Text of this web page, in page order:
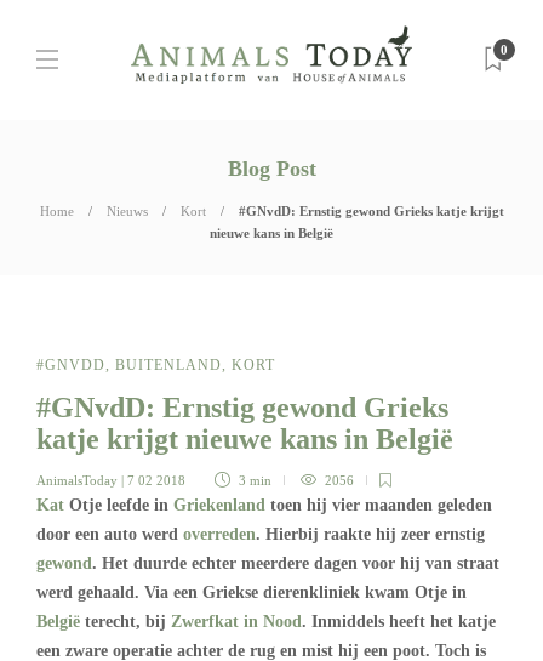
0
Blog Post
Home Nieuws Kort
#GNvdD: Ernstig gewond Grieks katje krijgt
nieuwe kans in België
#GNVDD, BUITENLAND, KORT
#GNvdD: Ernstig gewond Grieks
katje krijgt nieuwe kans in België
AnimalsToday | 7 02 2018 3 min 2056
Kat Otje leefde in Griekenland toen hij vier maanden geleden
door een auto werd overreden. Hierbij raakte hij zeer ernstig
gewond. Het duurde echter meerdere dagen voor hij van straat
werd gehaald. Via een Griekse dierenkliniek kwam Otje in
België terecht, bij Zwerfkat in Nood. Inmiddels heeft het katje
een zware operatie achter de rug en mist hij een poot. Toch is